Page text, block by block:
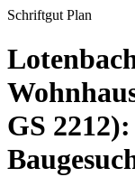
Schriftgut Plan
GS